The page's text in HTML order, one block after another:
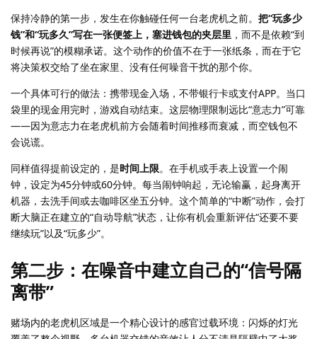
保持冷静的第一步，发生在你触碰任何一台老虎机之前。 把“玩多少
钱”和“玩多久”写在一张便签上，塞进钱包的夹层里 ，而不是依赖“到
时候再说”的模糊承诺。这个动作的价值不在于一张纸条，而在于它
将决策权交给了坐在家里、没有任何噪音干扰的那个你。
一个具体可行的做法：携带现金入场，不带银行卡或支付APP。当口
袋里的现金用完时，游戏自动结束。这层物理限制远比“意志力”可靠
——因为意志力在老虎机前方会随着时间推移而衰减，而空钱包不
会说谎。
同样值得提前设定的，是时间上限。在手机或手表上设置一个闹
钟，设定为45分钟或60分钟。每当闹钟响起，无论输赢，起身离开
机器，去洗手间或去咖啡区坐五分钟。这个简单的“中断”动作，会打
断大脑正在建立的“自动导航”状态，让你有机会重新评估“还要不要
继续玩”以及“玩多少”。
第二步：在噪音中建立自己的“信号隔
离带”
赌场内的老虎机区域是一个精心设计的感官过载环境：闪烁的灯光